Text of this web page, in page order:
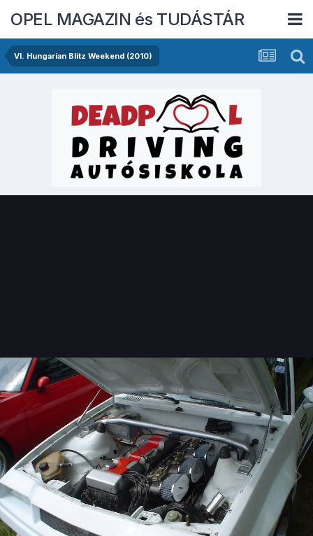
OPEL MAGAZIN és TUDÁSTÁR
VI. Hungarian Blitz Weekend (2010)